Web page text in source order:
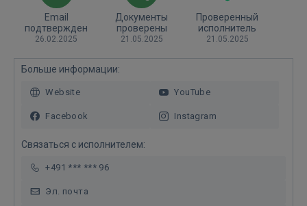
Email
подтвержден
26.02.2025
Документы
проверены
21.05.2025
Проверенный
исполнитель
21.05.2025
Больше информации:
Website YouTube
Facebook Instagram
Связаться с исполнителем:
+491 *** *** 96
Эл. почта